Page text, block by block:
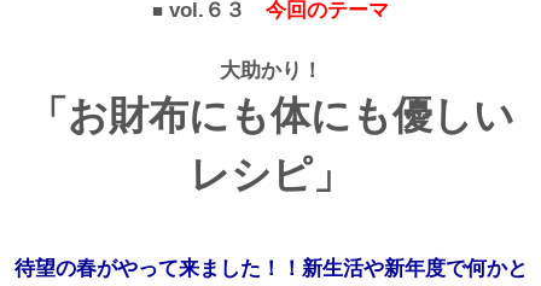
■ vol.６３ 今回のテーマ
大助かり！
「お財布にも体にも優しい
レシピ」
待望の春がやって来ました！！新生活や新年度で何かと